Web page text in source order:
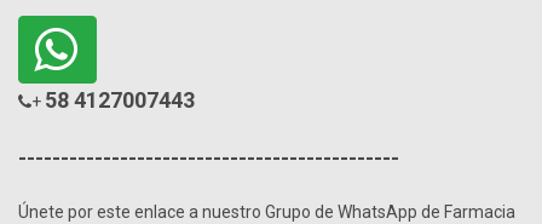
+ 58 4127007443
---------------------------------------------
Únete por este enlace a nuestro Grupo de WhatsApp de Farmacia